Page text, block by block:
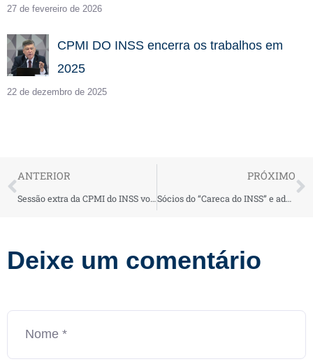
27 de fevereiro de 2026
CPMI DO INSS encerra os trabalhos em
2025
22 de dezembro de 2025
ANTERIOR
Sessão extra da CPMI do INSS votará convocação de sócios e familiares do “Careca” e de Camisotti
PRÓXIMO
Sócios do “Careca do INSS” e advogado Nelson Willians falam à CPMI nesta quinta-feira (18)
Deixe um comentário